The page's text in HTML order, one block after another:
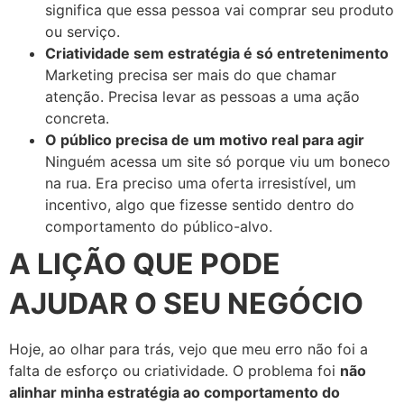
significa que essa pessoa vai comprar seu produto
ou serviço.
Criatividade sem estratégia é só entretenimento
Marketing precisa ser mais do que chamar
atenção. Precisa levar as pessoas a uma ação
concreta.
O público precisa de um motivo real para agir
Ninguém acessa um site só porque viu um boneco
na rua. Era preciso uma oferta irresistível, um
incentivo, algo que fizesse sentido dentro do
comportamento do público-alvo.
A LIÇÃO QUE PODE
AJUDAR O SEU NEGÓCIO
Hoje, ao olhar para trás, vejo que meu erro não foi a
falta de esforço ou criatividade. O problema foi não
alinhar minha estratégia ao comportamento do